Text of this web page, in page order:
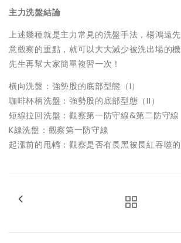
主力洗盤結論
上述幾種就是主力常見的洗盤手法，楊鴻遠
意觀察的重點，就可以大大減少被洗出場的
先生再幫大家簡單複習一次！
橫向洗盤：強勢股的底部型態（I）
咖啡杯柄洗盤：強勢股的底部型態（II）
短線拉回洗盤：觀察第一防守線&第二防守線
K線洗盤：觀察第一防守線
起漲前的甩轎：觀察是否有長黑被長紅吞噬